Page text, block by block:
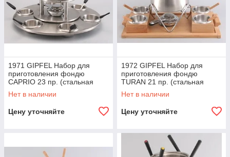
1971 GIPFEL Набор для
приготовления фондю
CAPRIO 23 пр. (стальная
кастрюля)
Нет в наличии
Цену уточняйте
1972 GIPFEL Набор для
приготовления фондю
TURAN 21 пр. (стальная
кастрюля)
Нет в наличии
Цену уточняйте